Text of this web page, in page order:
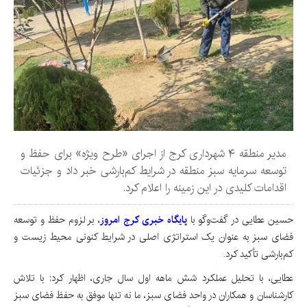
مدیر منطقه ۴ شهرداری کرج از اجرای «طرح ویژه» برای حفظ و
توسعه سرمایه سبز منطقه در شرایط کم‌بارشی خبر داد و جزئیات
اقدامات کلیدی در این زمینه را اعلام کرد.
حسین عطایی در گفت‌وگو باپایگاه خبری کرج امروز،بر لزوم حفظ و توسعه
فضای سبز به عنوان یک استراتژی اصلی در شرایط کنونی محیط زیست و
کم‌بارشی تأکید کرد.
عطایی، با تحلیل عملکرد شش ماهه اول سال جاری، اظهار کرد: با تلاش
کارشناسان و همکاران در واحد فضای سبز، ما نه تنها موفق به حفظ فضای سبز